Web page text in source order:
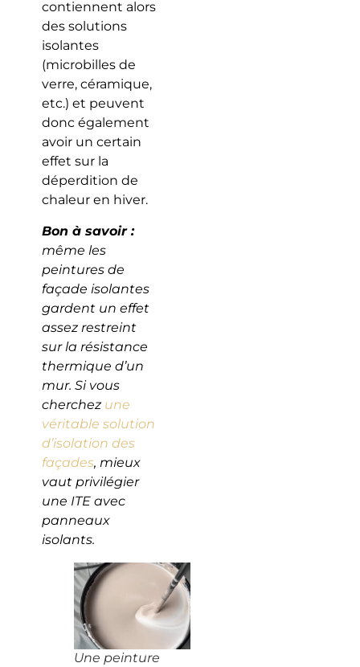
contiennent alors
des solutions
isolantes
(microbilles de
verre, céramique,
etc.) et peuvent
donc également
avoir un certain
effet sur la
déperdition de
chaleur en hiver.
Bon à savoir :
même les
peintures de
façade isolantes
gardent un effet
assez restreint
sur la résistance
thermique d’un
mur. Si vous
cherchez une
véritable solution
d’isolation des
façades, mieux
vaut privilégier
une ITE avec
panneaux
isolants.
Une peinture